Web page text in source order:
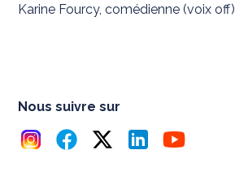
Karine Fourcy, comédienne (voix off)
Nous suivre sur